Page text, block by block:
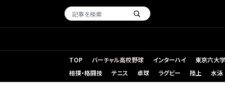
TOP バーチャル高校野球 インターハイ 東京六大
相撲・格闘技
テニス 卓球 ラグビー 陸上 水泳